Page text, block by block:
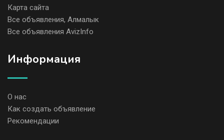
Карта сайта
Все объявления, Алмалык
Все объявления AvizInfo
Информация
О нас
Как создать объявление
Рекомендации